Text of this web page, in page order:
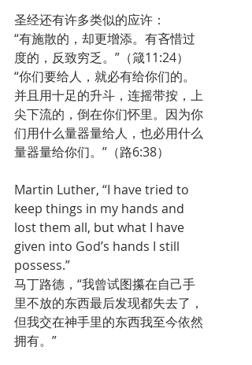
圣经还有许多类似的应许：
“有施散的，却更增添。有吝惜过
度的，反致穷乏。”（箴11:24）
“你们要给人，就必有给你们的。
并且用十足的升斗，连摇带按，上
尖下流的，倒在你们怀里。因为你
们用什么量器量给人，也必用什么
量器量给你们。”（路6:38）
Martin Luther, “I have tried to
keep things in my hands and
lost them all, but what I have
given into God’s hands I still
possess.”
马丁路德，“我曾试图攥在自己手
里不放的东西最后发现都失去了，
但我交在神手里的东西我至今依然
拥有。”